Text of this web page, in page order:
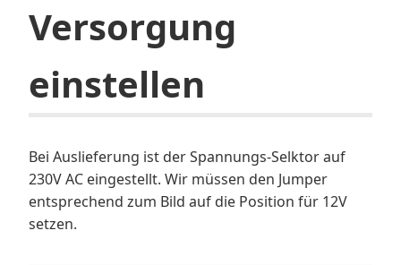
Versorgung
einstellen
Bei Auslieferung ist der Spannungs-Selktor auf
230V AC eingestellt. Wir müssen den Jumper
entsprechend zum Bild auf die Position für 12V
setzen.